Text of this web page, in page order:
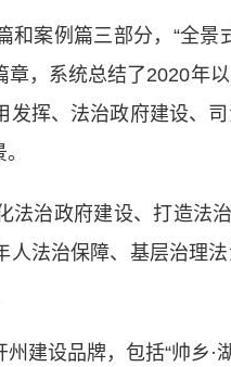
例篇三部分，“全景
，系统总结了2020年
挥、法治政府建设、
治政府建设、打造法治
法治保障、基层治理法
设品牌，包括“帅乡·